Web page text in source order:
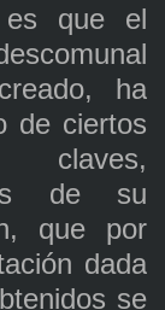
es que el
ha
de ciertos
claves,
de su
que por
dada
se